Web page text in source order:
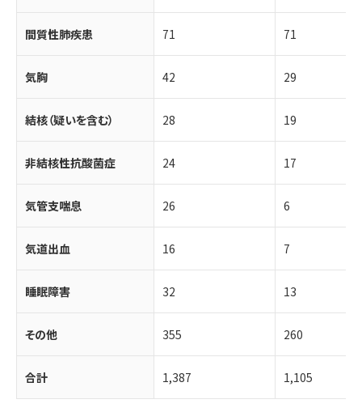
間質性肺疾患 71 71
気胸 42 29
結核（疑いを含む） 28 19
非結核性抗酸菌症 24 17
気管支喘息 26 6
気道出血 16 7
睡眠障害 32 13
その他 355 260
合計 1,387 1,105